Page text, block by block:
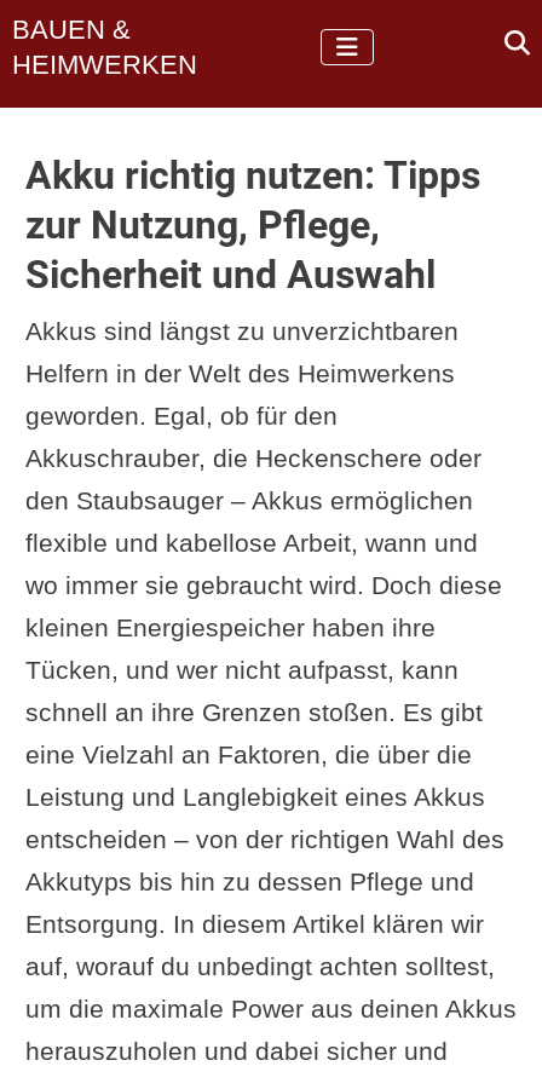
BAUEN &
HEIMWERKEN
Akku richtig nutzen: Tipps
zur Nutzung, Pflege,
Sicherheit und Auswahl
Akkus sind längst zu unverzichtbaren
Helfern in der Welt des Heimwerkens
geworden. Egal, ob für den
Akkuschrauber, die Heckenschere oder
den Staubsauger – Akkus ermöglichen
flexible und kabellose Arbeit, wann und
wo immer sie gebraucht wird. Doch diese
kleinen Energiespeicher haben ihre
Tücken, und wer nicht aufpasst, kann
schnell an ihre Grenzen stoßen. Es gibt
eine Vielzahl an Faktoren, die über die
Leistung und Langlebigkeit eines Akkus
entscheiden – von der richtigen Wahl des
Akkutyps bis hin zu dessen Pflege und
Entsorgung. In diesem Artikel klären wir
auf, worauf du unbedingt achten solltest,
um die maximale Power aus deinen Akkus
herauszuholen und dabei sicher und